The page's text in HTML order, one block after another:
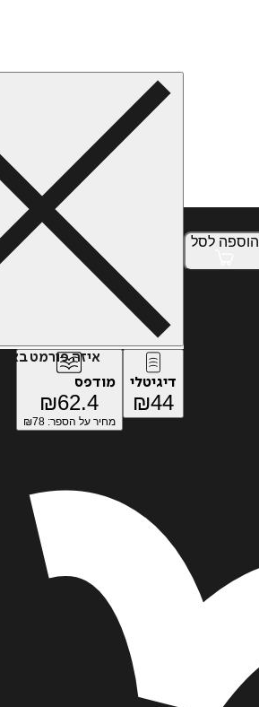
הוספה לסל
איזה פורמט בא
דיגיטלי
₪44
מודפס
₪62.4
מחיר על הספר: ₪78